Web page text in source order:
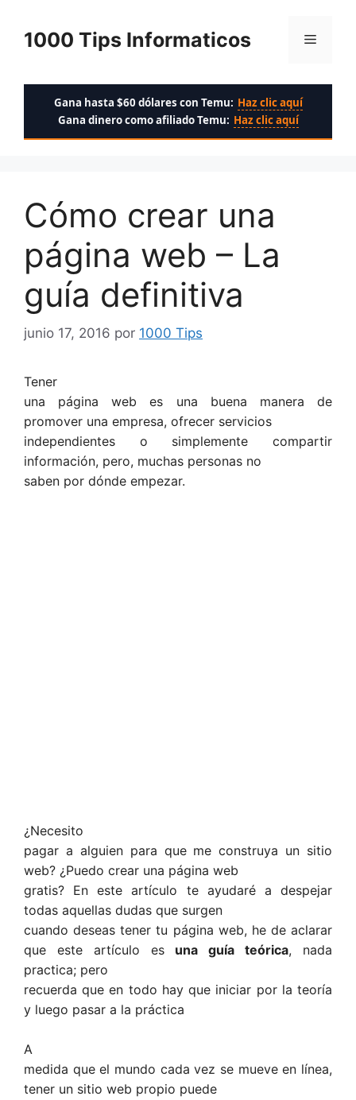
contenido
1000 Tips Informaticos Menú
Gana hasta $60 dólares con Temu: Haz clic aquí
Gana dinero como afiliado Temu: Haz clic aquí
Cómo crear una
página web – La
guía definitiva
junio 17, 2016 por 1000 Tips
Tener
una página web es una buena manera de
promover una empresa, ofrecer servicios
independientes o simplemente compartir
información, pero, muchas personas no
saben por dónde empezar.
¿Necesito
pagar a alguien para que me construya un sitio
web? ¿Puedo crear una página web
gratis? En este artículo te ayudaré a despejar
todas aquellas dudas que surgen
cuando deseas tener tu página web, he de aclarar
que este artículo es una guía teórica, nada
practica; pero
recuerda que en todo hay que iniciar por la teoría
y luego pasar a la práctica
A
medida que el mundo cada vez se mueve en línea,
tener un sitio web propio puede